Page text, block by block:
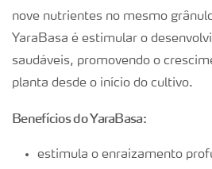
nove nutrientes no mesmo
YaraBasa é estimular o
saudáveis, promovendo o
planta desde o início do cultivo.
Benefícios do YaraBasa:
estimula o enraizamento